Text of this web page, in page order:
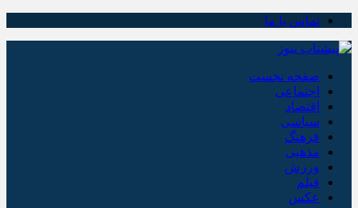
تماس با ما
صفحه نخست
اجتماعی
اقتصاد
سیاسی
فرهنگ
مذهبی
ورزش
فیلم
عکس